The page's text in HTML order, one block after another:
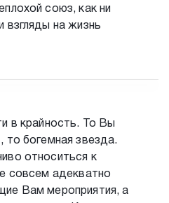
союз, как ни
взгляды на жизнь
в крайность. То Вы
богемная звезда.
относиться к
совсем адекватно
Вам мероприятия, а